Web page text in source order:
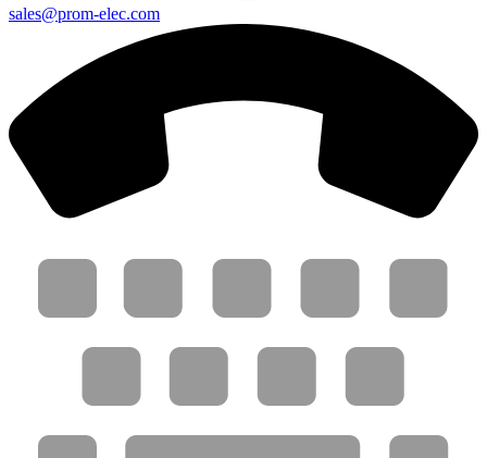
sales@prom-elec.com